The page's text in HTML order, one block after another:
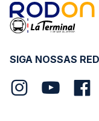
SIGA NOSSAS